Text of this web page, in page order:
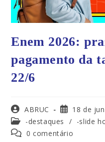
Enem 2026:
pagamento da
22/6
ABRUC
18 de
-destaques
/ -slide
0 comentário